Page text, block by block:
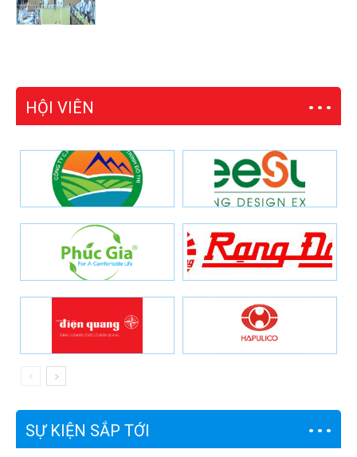
HỘI VIÊN
SỰ KIỆN SẮP TỚI